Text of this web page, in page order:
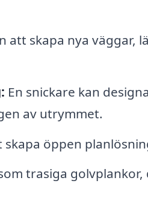
att skapa nya väggar,
En snickare kan
av utrymmet.
öppen
trasiga